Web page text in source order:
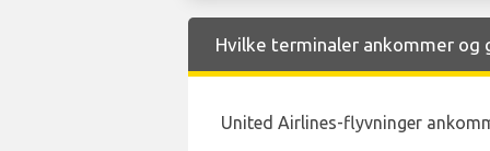
Hvilke terminaler ankommer og
United Airlines-flyvninger